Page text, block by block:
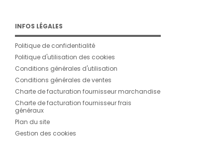
INFOS LÉGALES
Politique de confidentialité
Politique d'utilisation des cookies
Conditions générales d'utilisation
Conditions générales de ventes
Charte de facturation fournisseur marchandise
Charte de facturation fournisseur frais
généraux
Plan du site
Gestion des cookies